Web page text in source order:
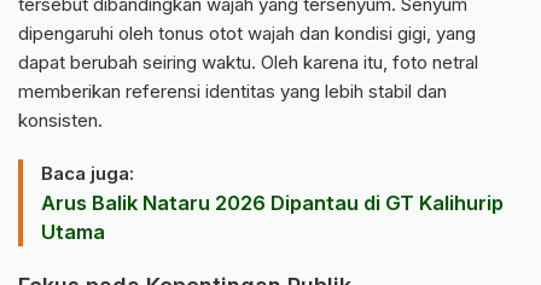
dipengaruhi oleh tonus otot wajah dan kondisi gigi, yang
dapat berubah seiring waktu. Oleh karena itu, foto netral
memberikan referensi identitas yang lebih stabil dan
konsisten.
Baca juga:
Arus Balik Nataru 2026 Dipantau di GT Kalihurip
Utama